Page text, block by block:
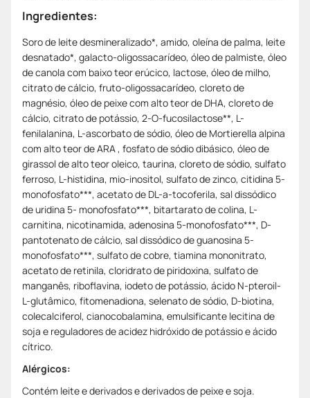
Ingredientes:
Soro de leite desmineralizado*, amido, oleína de palma, leite
desnatado*, galacto-oligossacarídeo, óleo de palmiste, óleo
de canola com baixo teor erúcico, lactose, óleo de milho,
citrato de cálcio, fruto-oligossacarídeo, cloreto de
magnésio, óleo de peixe com alto teor de DHA, cloreto de
cálcio, citrato de potássio, 2-O-fucosilactose**, L-
fenilalanina, L-ascorbato de sódio, óleo de Mortierella alpina
com alto teor de ARA , fosfato de sódio dibásico, óleo de
girassol de alto teor oleico, taurina, cloreto de sódio, sulfato
ferroso, L-histidina, mio-inositol, sulfato de zinco, citidina 5-
monofosfato***, acetato de DL-a-tocoferila, sal dissódico
de uridina 5- monofosfato***, bitartarato de colina, L-
carnitina, nicotinamida, adenosina 5-monofosfato***, D-
pantotenato de cálcio, sal dissódico de guanosina 5-
monofosfato***, sulfato de cobre, tiamina mononitrato,
acetato de retinila, cloridrato de piridoxina, sulfato de
manganês, riboflavina, iodeto de potássio, ácido N-pteroil-
L-glutâmico, fitomenadiona, selenato de sódio, D-biotina,
colecalciferol, cianocobalamina, emulsificante lecitina de
soja e reguladores de acidez hidróxido de potássio e ácido
cítrico.
Alérgicos:
Contém leite e derivados e derivados de peixe e soja.